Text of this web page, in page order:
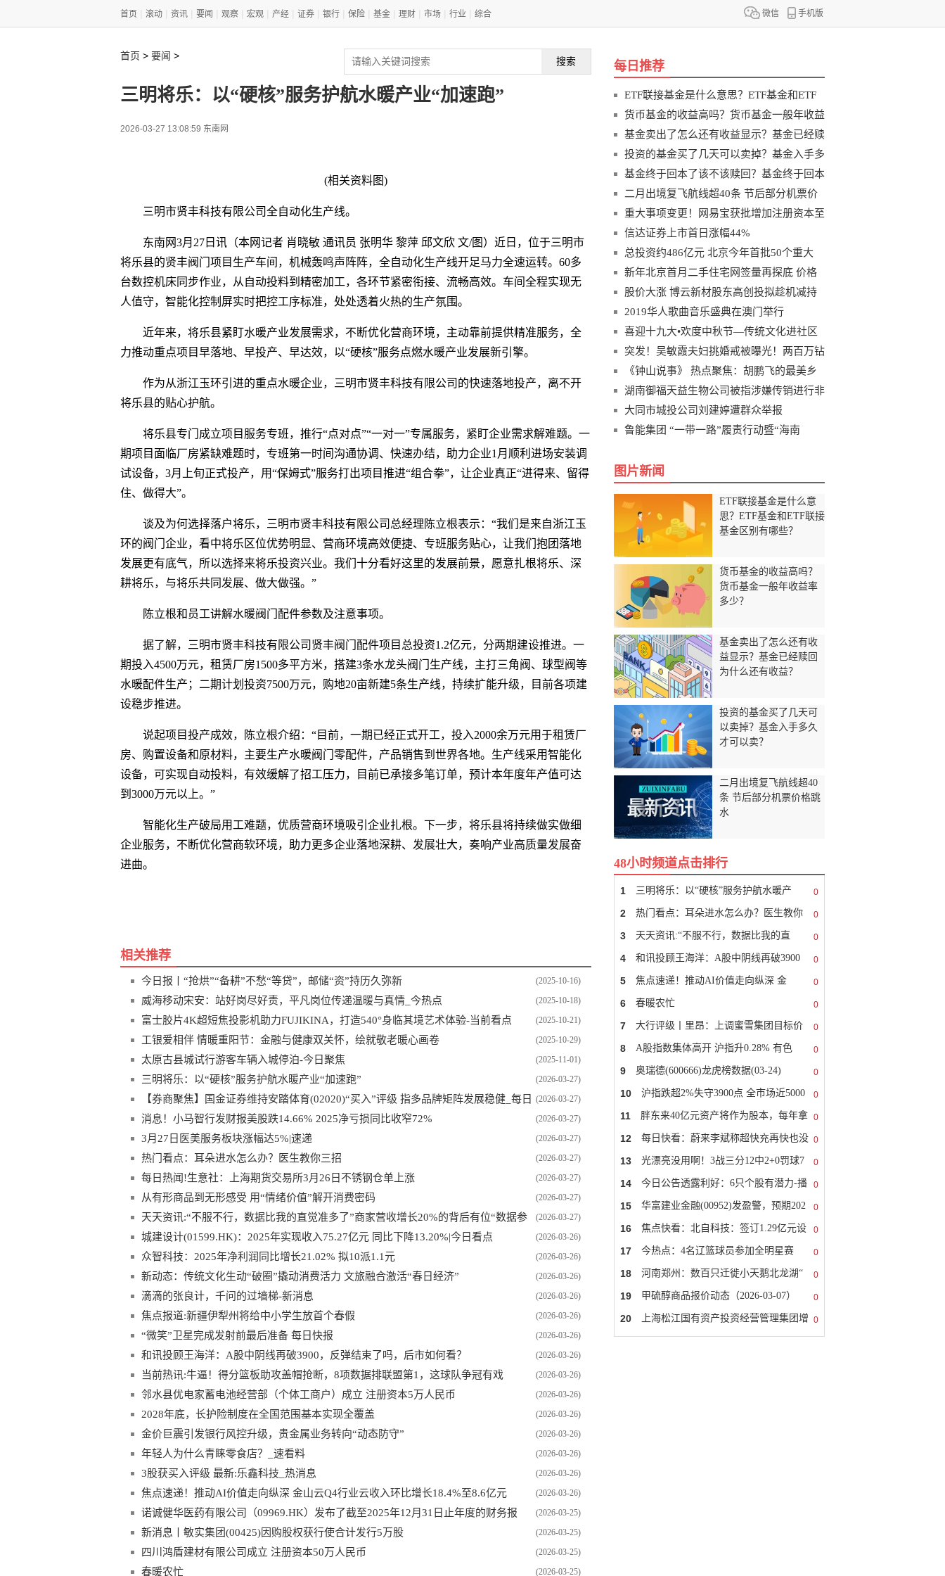
微信 手机版
首页 滚动 资讯 要闻 观察 宏观 产经 证券 银行 保险 基金 理财 市场 行业 综合
首页 > 要闻 > 搜索
三明将乐：以“硬核”服务护航水暖产业“加速跑”
2026-03-27 13:08:59 东南网
(相关资料图)
三明市贤丰科技有限公司全自动化生产线。
东南网3月27日讯（本网记者 肖晓敏 通讯员 张明华 黎萍 邱文欣 文/图）近日，位于三明市
将乐县的贤丰阀门项目生产车间，机械轰鸣声阵阵，全自动化生产线开足马力全速运转。60多
台数控机床同步作业，从自动投料到精密加工，各环节紧密衔接、流畅高效。车间全程实现无
人值守，智能化控制屏实时把控工序标准，处处透着火热的生产氛围。
近年来，将乐县紧盯水暖产业发展需求，不断优化营商环境，主动靠前提供精准服务，全
力推动重点项目早落地、早投产、早达效，以“硬核”服务点燃水暖产业发展新引擎。
作为从浙江玉环引进的重点水暖企业，三明市贤丰科技有限公司的快速落地投产，离不开
将乐县的贴心护航。
将乐县专门成立项目服务专班，推行“点对点”“一对一”专属服务，紧盯企业需求解难题。一
期项目面临厂房紧缺难题时，专班第一时间沟通协调、快速办结，助力企业1月顺利进场安装调
试设备，3月上旬正式投产，用“保姆式”服务打出项目推进“组合拳”，让企业真正“进得来、留得
住、做得大”。
谈及为何选择落户将乐，三明市贤丰科技有限公司总经理陈立根表示：“我们是来自浙江玉
环的阀门企业，看中将乐区位优势明显、营商环境高效便捷、专班服务贴心，让我们抱团落地
发展更有底气，所以选择来将乐投资兴业。我们十分看好这里的发展前景，愿意扎根将乐、深
耕将乐，与将乐共同发展、做大做强。”
陈立根和员工讲解水暖阀门配件参数及注意事项。
据了解，三明市贤丰科技有限公司贤丰阀门配件项目总投资1.2亿元，分两期建设推进。一
期投入4500万元，租赁厂房1500多平方米，搭建3条水龙头阀门生产线，主打三角阀、球型阀等
水暖配件生产；二期计划投资7500万元，购地20亩新建5条生产线，持续扩能升级，目前各项建
设稳步推进。
说起项目投产成效，陈立根介绍：“目前，一期已经正式开工，投入2000余万元用于租赁厂
房、购置设备和原材料，主要生产水暖阀门零配件，产品销售到世界各地。生产线采用智能化
设备，可实现自动投料，有效缓解了招工压力，目前已承接多笔订单，预计本年度年产值可达
到3000万元以上。”
智能化生产破局用工难题，优质营商环境吸引企业扎根。下一步，将乐县将持续做实做细
企业服务，不断优化营商软环境，助力更多企业落地深耕、发展壮大，奏响产业高质量发展奋
进曲。
相关推荐
(2025-10-16)
今日报丨“抢烘”“备耕”不愁“等贷”，邮储“资”持历久弥新
(2025-10-18)
威海移动宋安：站好岗尽好责，平凡岗位传递温暖与真情_今热点
(2025-10-21)
富士胶片4K超短焦投影机助力FUJIKINA，打造540°身临其境艺术体验-当前看点
(2025-10-29)
工银爱相伴 情暖重阳节：金融与健康双关怀，绘就敬老暖心画卷
(2025-11-01)
太原古县城试行游客车辆入城停泊-今日聚焦
(2026-03-27)
三明将乐：以“硬核”服务护航水暖产业“加速跑”
(2026-03-27)
【券商聚焦】国金证券维持安踏体育(02020)“买入”评级 指多品牌矩阵发展稳健_每日
短讯
(2026-03-27)
消息！小马智行发财报美股跌14.66% 2025净亏损同比收窄72%
(2026-03-27)
3月27日医美服务板块涨幅达5%|速递
(2026-03-27)
热门看点：耳朵进水怎么办？医生教你三招
(2026-03-27)
每日热闻!生意社：上海期货交易所3月26日不锈钢仓单上涨
(2026-03-27)
从有形商品到无形感受 用“情绪价值”解开消费密码
(2026-03-27)
天天资讯:“不服不行，数据比我的直觉准多了”商家营收增长20%的背后有位“数据参
谋”
(2026-03-26)
城建设计(01599.HK)：2025年实现收入75.27亿元 同比下降13.20%|今日看点
(2026-03-26)
众智科技：2025年净利润同比增长21.02% 拟10派1.1元
(2026-03-26)
新动态：传统文化生动“破圈”撬动消费活力 文旅融合激活“春日经济”
(2026-03-26)
滴滴的张良计，千问的过墙梯-新消息
(2026-03-26)
焦点报道:新疆伊犁州将给中小学生放首个春假
(2026-03-26)
“微笑”卫星完成发射前最后准备 每日快报
(2026-03-26)
和讯投顾王海洋：A股中阴线再破3900，反弹结束了吗，后市如何看？
(2026-03-26)
当前热讯:牛逼！得分篮板助攻盖帽抢断，8项数据排联盟第1，这球队争冠有戏
(2026-03-26)
邻水县优电家蓄电池经营部（个体工商户）成立 注册资本5万人民币
(2026-03-26)
2028年底，长护险制度在全国范围基本实现全覆盖
(2026-03-26)
金价巨震引发银行风控升级，贵金属业务转向“动态防守”
(2026-03-26)
年轻人为什么青睐零食店？_速看料
(2026-03-26)
3股获买入评级 最新:乐鑫科技_热消息
(2026-03-26)
焦点速递！推动AI价值走向纵深 金山云Q4行业云收入环比增长18.4%至8.6亿元
(2026-03-25)
诺诚健华医药有限公司（09969.HK）发布了截至2025年12月31日止年度的财务报
告。总体来看，公司在2025年实现了显着的收入增长和盈利能力的提升。|速讯
(2026-03-25)
新消息丨敏实集团(00425)因购股权获行使合计发行5万股
(2026-03-25)
四川鸿盾建材有限公司成立 注册资本50万人民币
(2026-03-25)
春暖农忙
每日推荐
ETF联接基金是什么意思？ETF基金和ETF
联
货币基金的收益高吗？货币基金一般年收益
基金卖出了怎么还有收益显示？基金已经赎
投资的基金买了几天可以卖掉？基金入手多
基金终于回本了该不该赎回？基金终于回本
二月出境复飞航线超40条 节后部分机票价
重大事项变更！网易宝获批增加注册资本至
信达证券上市首日涨幅44%
总投资约486亿元 北京今年首批50个重大
新年北京首月二手住宅网签量再探底 价格
股价大涨 博云新材股东高创投拟趁机减持
2019华人歌曲音乐盛典在澳门举行
喜迎十九大•欢度中秋节—传统文化进社区
突发！吴敏霞夫妇挑婚戒被曝光！两百万钻
《钟山说事》 热点聚焦：胡鹏飞的最美乡
湖南御福天益生物公司被指涉嫌传销进行非
大同市城投公司刘建婷遭群众举报
鲁能集团 “一带一路”履责行动暨“海南
图片新闻
ETF联接基金是什么意
思？ETF基金和ETF联接
基金区别有哪些？
货币基金的收益高吗？
货币基金一般年收益率
多少？
基金卖出了怎么还有收
益显示？基金已经赎回
为什么还有收益？
投资的基金买了几天可
以卖掉？基金入手多久
才可以卖？
二月出境复飞航线超40
条 节后部分机票价格跳
水
48小时频道点击排行
0
1 三明将乐：以“硬核”服务护航水暖产
0
2 热门看点：耳朵进水怎么办？医生教你
0
3 天天资讯:“不服不行，数据比我的直
0
4 和讯投顾王海洋：A股中阴线再破3900
0
5 焦点速递！推动AI价值走向纵深 金
0
6 春暖农忙
0
7 大行评级丨里昂：上调蜜雪集团目标价
0
8 A股指数集体高开 沪指升0.28% 有色
0
9 奥瑞德(600666)龙虎榜数据(03-24)
0
10 沪指跌超2%失守3900点 全市场近5000
0
11 胖东来40亿元资产将作为股本，每年拿
0
12 每日快看：蔚来李斌称超快充再快也没
0
13 光漂亮没用啊！3战三分12中2+0罚球7
0
14 今日公告透露利好：6只个股有潜力-播
0
15 华富建业金融(00952)发盈警，预期202
0
16 焦点快看：北自科技：签订1.29亿元设
0
17 今热点：4名辽篮球员参加全明星赛
0
18 河南郑州：数百只迁徙小天鹅北龙湖“
0
19 甲硫醇商品报价动态（2026-03-07）
0
20 上海松江国有资产投资经营管理集团增